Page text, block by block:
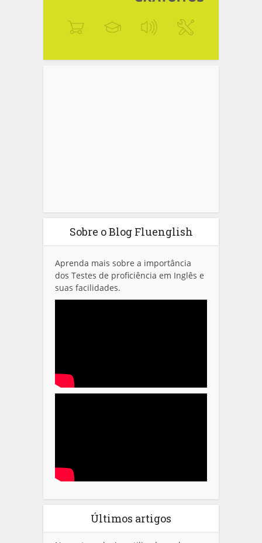
Sobre o Blog Fluenglish
Aprenda mais sobre a importância
dos Testes de proficiência em Inglês e
suas facilidades.
Últimos artigos